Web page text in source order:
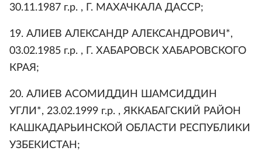
30.11.1987 г.р. , Г. МАХАЧКАЛА ДАССР;
19. АЛИЕВ АЛЕКСАНДР АЛЕКСАНДРОВИЧ*,
03.02.1985 г.р. , Г. ХАБАРОВСК ХАБАРОВСКОГО
КРАЯ;
20. АЛИЕВ АСОМИДДИН ШАМСИДДИН
УГЛИ*, 23.02.1999 г.р. , ЯККАБАГСКИЙ РАЙОН
КАШКАДАРЬИНСКОЙ ОБЛАСТИ РЕСПУБЛИКИ
УЗБЕКИСТАН;